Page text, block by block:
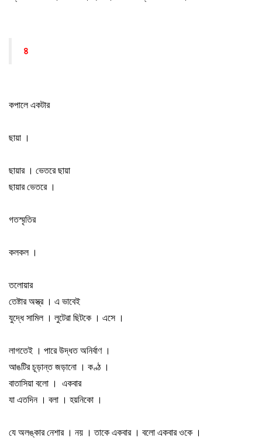
৪
কপালে একটার
ছায়া ।
ছায়ার । ভেতরে ছায়া
ছায়ার ভেতরে ।
গতস্মৃতির
কলকল ।
তলোয়ার
তেষ্টার অস্ত্র । এ ভাবেই
যুদ্ধে সামিল । লুটেরা ছিটকে । এসে ।
লাগতেই । পারে উদ্ধত অনির্বাণ ।
আঙটির চূড়ান্ত জড়ানো । কণ্ঠ ।
বাতাসিয়া বলো ।
একবার
যা এতদিন । বলা । হয়নিকো ।
যে অলঙ্কার নেশার । নয় ।তাকে একবার । বলো একবার ওকে ।